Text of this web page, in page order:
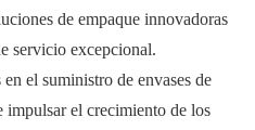
de empaque innovadoras
servicio excepcional.
el suministro de envases de
impulsar el crecimiento de los